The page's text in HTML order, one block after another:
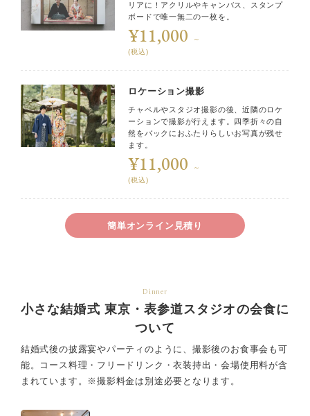
リアに！アクリルやキャンバス、スタンプ
ボードで唯一無二の一枚を。
¥11,000
～
(税込)
ロケーション撮影
チャペルやスタジオ撮影の後、近隣のロケ
ーションで撮影が行えます。四季折々の自
然をバックにおふたりらしいお写真が残せ
ます。
¥11,000
～
(税込)
簡単オンライン見積り
Dinner
小さな結婚式 東京・表参道スタジオの会食に
ついて
結婚式後の披露宴やパーティのように、撮影後のお食事会も可
能。
コース料理・フリードリンク・衣装持出・会場使用料が含
まれています。
※撮影料金は別途必要となります。